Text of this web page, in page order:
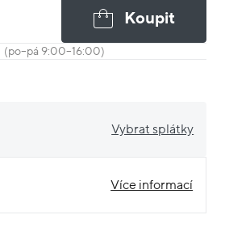
Koupit
(po–pá 9:00–16:00)
Vybrat splátky
Více informací